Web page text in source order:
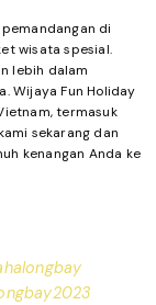
di
wisata spesial.
lebih dalam
Wijaya Fun Holiday
termasuk
sekarang dan
kenangan Anda ke